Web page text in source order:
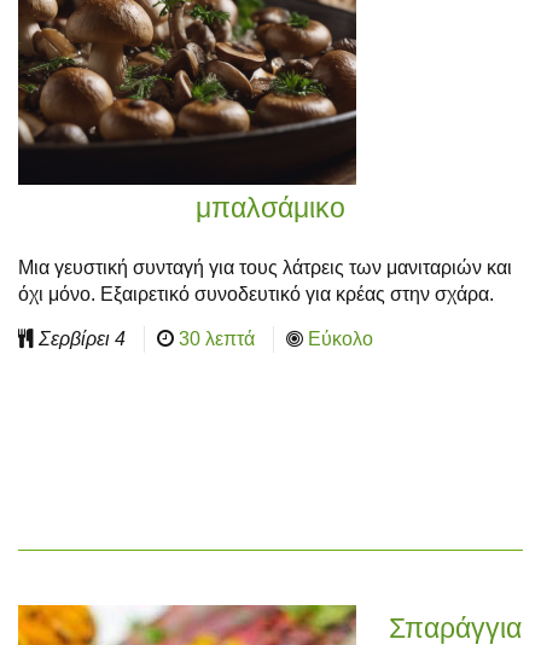
μπαλσάμικο
Μια γευστική συνταγή για τους λάτρεις των μανιταριών και
όχι μόνο. Εξαιρετικό συνοδευτικό για κρέας στην σχάρα.
Σερβίρει 4 30 λεπτά Εύκολο
Σπαράγγια